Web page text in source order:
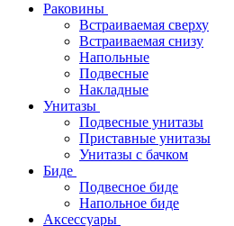
Раковины
Встраиваемая сверху
Встраиваемая снизу
Напольные
Подвесные
Накладные
Унитазы
Подвесные унитазы
Приставные унитазы
Унитазы с бачком
Биде
Подвесное биде
Напольное биде
Аксессуары